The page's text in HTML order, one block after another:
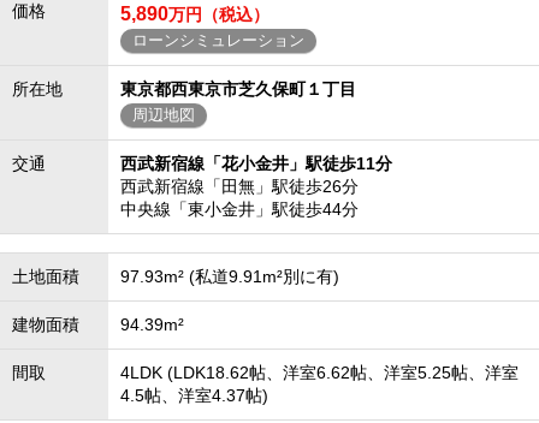
価格 5,890万円（税込）
ローンシミュレーション
所在地 東京都西東京市芝久保町１丁目
周辺地図
交通
西武新宿線「花小金井」駅徒歩11分
西武新宿線「田無」駅徒歩26分
中央線「東小金井」駅徒歩44分
土地面積 97.93m² (私道9.91m²別に有)
建物面積 94.39m²
間取
4LDK (LDK18.62帖、洋室6.62帖、洋室5.25帖、洋室
4.5帖、洋室4.37帖)